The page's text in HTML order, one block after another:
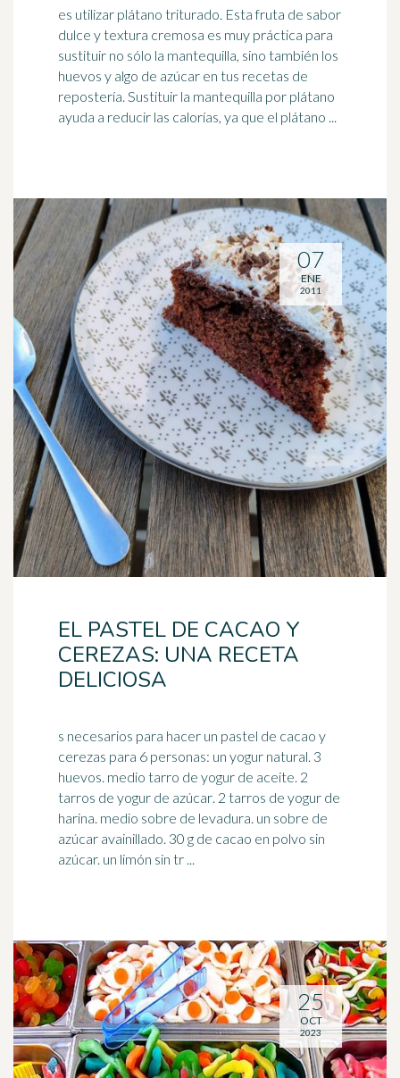
es utilizar plátano triturado. Esta fruta de sabor
dulce y textura cremosa es muy práctica para
sustituir no sólo la mantequilla, sino también los
huevos y algo de azúcar en tus recetas de
repostería. Sustituir la mantequilla por plátano
ayuda a reducir las calorías, ya que el plátano ...
EL PASTEL DE CACAO Y
CEREZAS: UNA RECETA
DELICIOSA
s necesarios para hacer un pastel de cacao y
cerezas para 6 personas: un yogur natural. 3
huevos. medio tarro de yogur de aceite. 2
tarros de yogur de azúcar. 2 tarros de yogur de
harina. medio sobre de levadura. un sobre de
azúcar avainillado. 30 g de cacao en polvo sin
azúcar. un limón sin tr ...
07
ENE
2011
25
OCT
2023